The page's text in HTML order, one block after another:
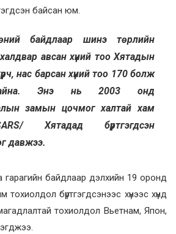
байсан юм.
байдлаар шинэ төрлийн
авсан хүний тоо Хятадын
нас барсан хүний тоо 170 болж
Энэ нь 2003 онд
замын цочмог халтай хам
Хятадад бүртгэгдсэн
давжээ.
гарагийн байдлаар дэлхийн 19 оронд
бүртгэгдсэнээс хүнээс хүнд
тохиолдол Вьетнам, Япон,